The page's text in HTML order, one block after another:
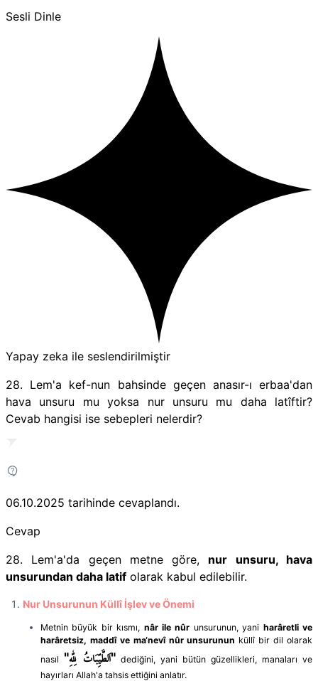
Sesli Dinle
Yapay zeka ile seslendirilmiştir
28. Lem'a kef-nun bahsinde geçen anasır-ı erbaa'dan
hava unsuru mu yoksa nur unsuru mu daha latîftir?
Cevab hangisi ise sebepleri nelerdir?
06.10.2025 tarihinde cevaplandı.
Cevap
28. Lem'a'da geçen metne göre, nur unsuru, hava
unsurundan daha latif olarak kabul edilebilir.
Nur Unsurunun Küllî İşlev ve Önemi
Metnin büyük bir kısmı, nâr ile nûr unsurunun, yani harâretli ve
harâretsiz, maddî ve ma‘nevî nûr unsurunun küllî bir dil olarak
nasıl
"اَلطَّيِّبَاتُ لِلّٰهِ"dediğini, yani bütün güzellikleri, manaları ve
hayırları Allah'a tahsis ettiğini anlatır.